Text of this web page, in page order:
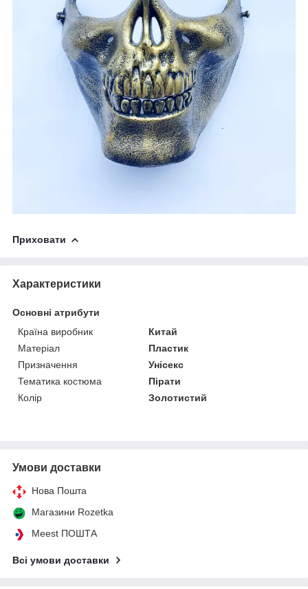
Приховати
Характеристики
Основні атрибути
Країна виробник
Китай
Матеріал
Пластик
Призначення
Унісекс
Тематика костюма
Пірати
Колір
Золотистий
Умови доставки
Нова Пошта
Магазини Rozetka
Meest ПОШТА
Всі умови доставки